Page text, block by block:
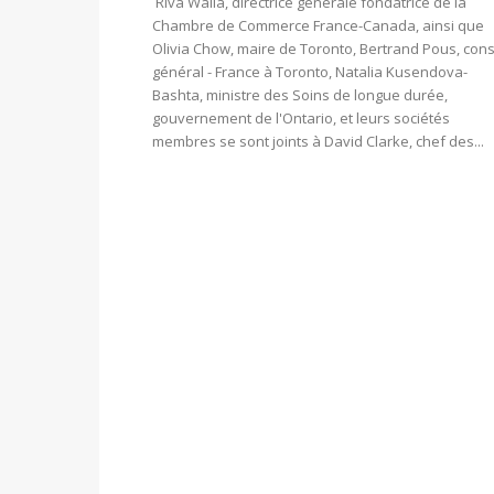
Chambre de Commerce France-Canada, ainsi que
Olivia Chow, maire de Toronto, Bertrand Pous,
général - France à Toronto, Natalia Kusendova-
Bashta, ministre des Soins de longue durée,
gouvernement de l'Ontario, et leurs sociétés
membres se sont joints à David Clarke, chef des...